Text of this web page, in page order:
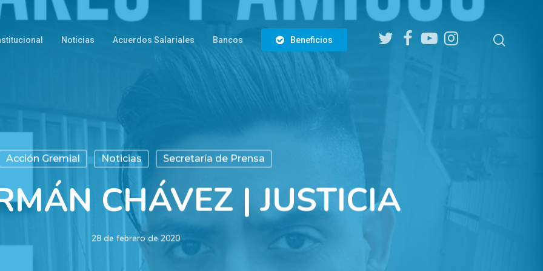
Noticias Acuerdos Salariales Bancos Beneficios
twitter facebookyoutubeinstagram
Acción Gremial Noticias Secretaría de Prensa
CHÁVEZ | JUSTICIA
28 de febrero de 2020